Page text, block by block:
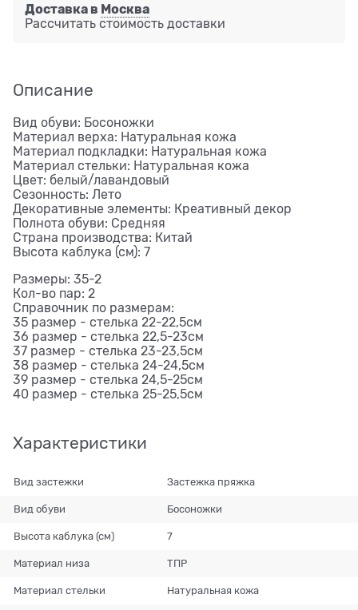
Доставка в Москва
Рассчитать стоимость доставки
Описание
Вид обуви: Босоножки
Материал верха: Натуральная кожа
Материал подкладки: Натуральная кожа
Материал стельки: Натуральная кожа
Цвет: белый/лавандовый
Сезонность: Лето
Декоративные элементы: Креативный декор
Полнота обуви: Средняя
Страна производства: Китай
Высота каблука (см): 7
Размеры: 35-2
Кол-во пар: 2
Справочник по размерам:
35 размер - стелька 22-22,5см
36 размер - стелька 22,5-23см
37 размер - стелька 23-23,5см
38 размер - стелька 24-24,5см
39 размер - стелька 24,5-25см
40 размер - стелька 25-25,5см
Характеристики
Вид застежки Застежка пряжка
Вид обуви Босоножки
Высота каблука (см) 7
Материал низа ТПР
Материал стельки Натуральная кожа